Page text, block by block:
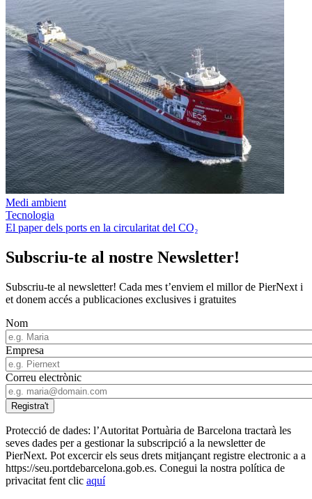
Medi ambient
Tecnologia
El paper dels ports en la circularitat del CO₂
Subscriu-te al nostre Newsletter!
Subscriu-te al newsletter! Cada mes t’enviem el millor de PierNext i
et donem accés a publicaciones exclusives i gratuites
Nom
Empresa
Correu electrònic
Protecció de dades: l’Autoritat Portuària de Barcelona tractarà les
seves dades per a gestionar la subscripció a la newsletter de
PierNext. Pot excercir els seus drets mitjançant registre electronic a a
https://seu.portdebarcelona.gob.es. Conegui la nostra política de
privacitat fent clic aquí